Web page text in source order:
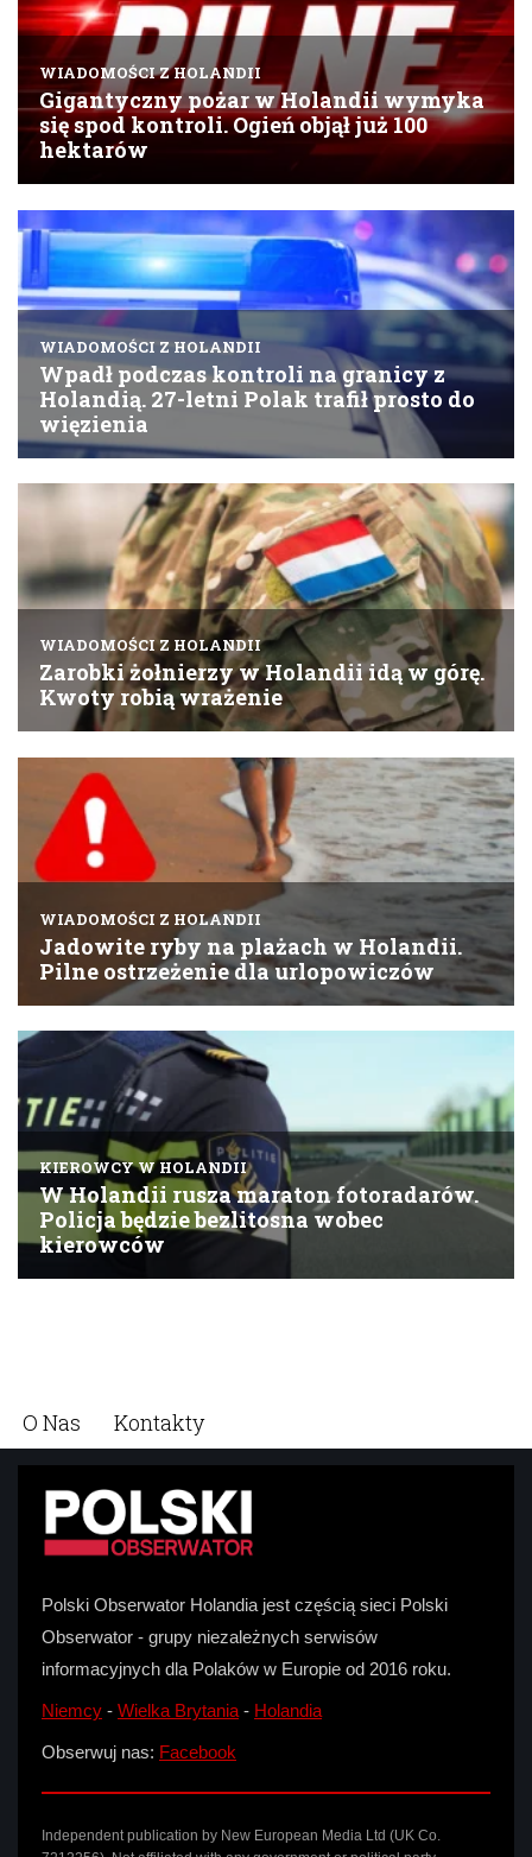
O Nas Kontakty
Polski Obserwator Holandia jest częścią sieci Polski
Obserwator - grupy niezależnych serwisów
informacyjnych dla Polaków w Europie od 2016 roku.
Niemcy - Wielka Brytania - Holandia
Obserwuj nas: Facebook
Independent publication by New European Media Ltd (UK Co.